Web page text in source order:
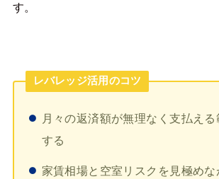
す。
レバレッジ活用のコツ
月々の返済額が無理なく支払え
する
家賃相場と空室リスクを見極め